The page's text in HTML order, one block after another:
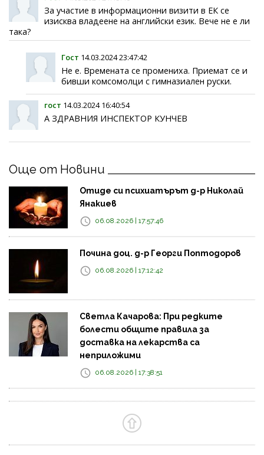
За участие в информационни визити в ЕК се
изисква владеене на английски език. Вече не е ли
така?
Гост 14.03.2024 23:47:42
Не е. Времената се промениха. Приемат се и
бивши комсомолци с гимназиален руски.
гост 14.03.2024 16:40:54
А ЗДРАВНИЯ ИНСПЕКТОР КУНЧЕВ
Още от Новини
Отиде си психиатърът д-р Николай
Янакиев
06.08.2026 | 17:57:46
Почина доц. д-р Георги Поптодоров
06.08.2026 | 17:12:42
Светла Качарова: При редките
болести общите правила за
доставка на лекарства са
неприложими
06.08.2026 | 17:38:51